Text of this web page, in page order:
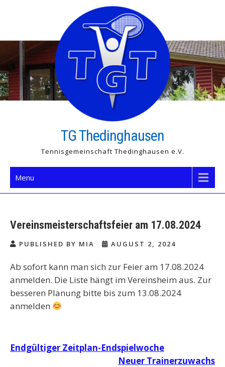
TG Thedinghausen
Tennisgemeinschaft Thedinghausen e.V.
Menu
Vereinsmeisterschaftsfeier am 17.08.2024
PUBLISHED BY MIA AUGUST 2, 2024
Ab sofort kann man sich zur Feier am 17.08.2024
anmelden. Die Liste hängt im Vereinsheim aus. Zur
besseren Planung bitte bis zum 13.08.2024
anmelden
Beitragsnavigation
Endgültiger Zeitplan-Endspielwoche
Neuer Trainerzuwachs